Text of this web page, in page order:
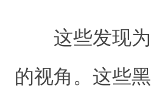
这些发现
的视角。这些